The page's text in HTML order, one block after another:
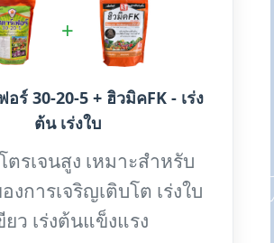
+
อร์ 30-20-5 + ฮิวมิคFK - เร่ง
ต้น เร่งใบ
ตรเจนสูง เหมาะสำหรับ
งการเจริญเติบโต เร่งใบ
ยว เร่งต้นแข็งแรง